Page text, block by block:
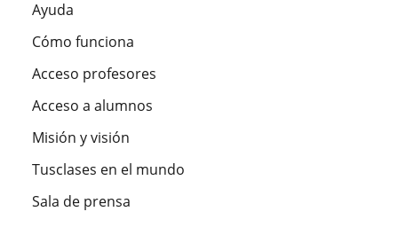
Ayuda
Cómo funciona
Acceso profesores
Acceso a alumnos
Misión y visión
Tusclases en el mundo
Sala de prensa